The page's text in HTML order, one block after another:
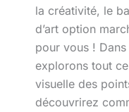
la créativité, le
d’art option
pour vous !
explorons tout
visuelle des
découvrirez